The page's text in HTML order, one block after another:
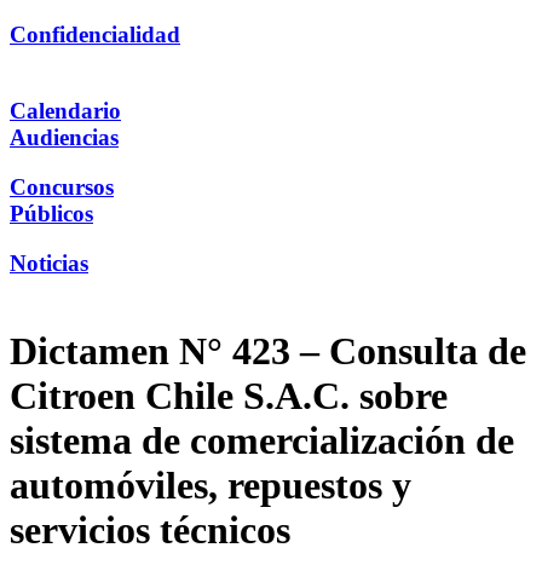
Confidencialidad
Calendario
Audiencias
Concursos
Públicos
Noticias
Dictamen N° 423 – Consulta de
Citroen Chile S.A.C. sobre
sistema de comercialización de
automóviles, repuestos y
servicios técnicos